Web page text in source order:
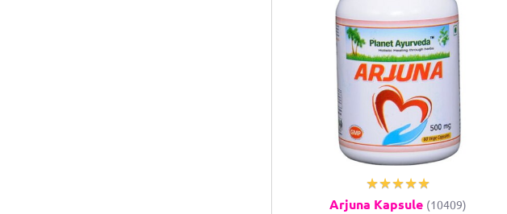
Arjuna Kapsule (10409)